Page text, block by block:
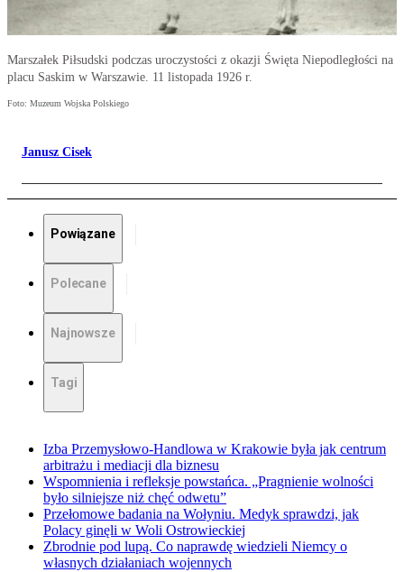
Marszałek Piłsudski podczas uroczystości z okazji Święta Niepodległości na
placu Saskim w Warszawie. 11 listopada 1926 r.
Foto: Muzeum Wojska Polskiego
Janusz Cisek
Powiązane
Polecane
Najnowsze
Tagi
Izba Przemysłowo-Handlowa w Krakowie była jak centrum
arbitrażu i mediacji dla biznesu
Wspomnienia i refleksje powstańca. „Pragnienie wolności
było silniejsze niż chęć odwetu”
Przełomowe badania na Wołyniu. Medyk sprawdzi, jak
Polacy ginęli w Woli Ostrowieckiej
Zbrodnie pod lupą. Co naprawdę wiedzieli Niemcy o
własnych działaniach wojennych